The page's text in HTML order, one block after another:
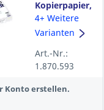
Kopierpapier,
A4, 80g,
intensiv gelb,
4+ Weitere
Varianten
Art.-Nr.:
1.870.593
Konto erstellen.